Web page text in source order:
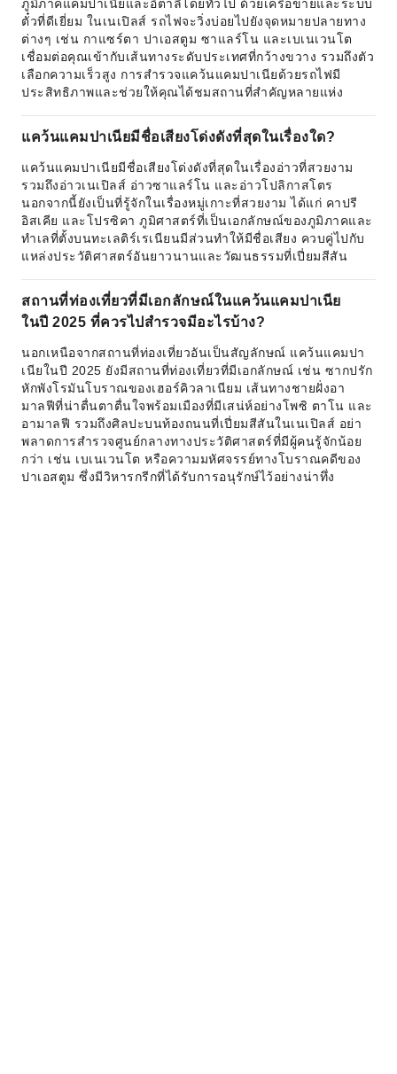
ภูมิภาคแคมปาเนียและอิตาลีโดยทั่วไป ด้วยเครือข่ายและระบบ
ตั๋วที่ดีเยี่ยม ในเนเปิลส์ รถไฟจะวิ่งบ่อยไปยังจุดหมายปลายทาง
ต่างๆ เช่น กาแซร์ตา ปาเอสตูม ซาแลร์โน และเบเนเวนโต
เชื่อมต่อคุณเข้ากับเส้นทางระดับประเทศที่กว้างขวาง รวมถึงตัว
เลือกความเร็วสูง การสำรวจแคว้นแคมปาเนียด้วยรถไฟมี
ประสิทธิภาพและช่วยให้คุณได้ชมสถานที่สำคัญหลายแห่ง
แคว้นแคมปาเนียมีชื่อเสียงโด่งดังที่สุดในเรื่องใด?
แคว้นแคมปาเนียมีชื่อเสียงโด่งดังที่สุดในเรื่องอ่าวที่สวยงาม
รวมถึงอ่าวเนเปิลส์ อ่าวซาแลร์โน และอ่าวโปลิกาสโตร
นอกจากนี้ยังเป็นที่รู้จักในเรื่องหมู่เกาะที่สวยงาม ได้แก่ คาปรี
อิสเคีย และโปรซิคา ภูมิศาสตร์ที่เป็นเอกลักษณ์ของภูมิภาคและ
ทำเลที่ตั้งบนทะเลติร์เรเนียนมีส่วนทำให้มีชื่อเสียง ควบคู่ไปกับ
แหล่งประวัติศาสตร์อันยาวนานและวัฒนธรรมที่เปี่ยมสีสัน
สถานที่ท่องเที่ยวที่มีเอกลักษณ์ในแคว้นแคมปาเนีย
ในปี 2025 ที่ควรไปสำรวจมีอะไรบ้าง?
นอกเหนือจากสถานที่ท่องเที่ยวอันเป็นสัญลักษณ์ แคว้นแคมปา
เนียในปี 2025 ยังมีสถานที่ท่องเที่ยวที่มีเอกลักษณ์ เช่น ซากปรัก
หักพังโรมันโบราณของเฮอร์คิวลาเนียม เส้นทางชายฝั่งอา
มาลฟีที่น่าตื่นตาตื่นใจพร้อมเมืองที่มีเสน่ห์อย่างโพซิ ตาโน และ
อามาลฟี รวมถึงศิลปะบนท้องถนนที่เปี่ยมสีสันในเนเปิลส์ อย่า
พลาดการสำรวจศูนย์กลางทางประวัติศาสตร์ที่มีผู้คนรู้จักน้อย
กว่า เช่น เบเนเวนโต หรือความมหัศจรรย์ทางโบราณคดีของ
ปาเอสตูม ซึ่งมีวิหารกรีกที่ได้รับการอนุรักษ์ไว้อย่างน่าทึ่ง